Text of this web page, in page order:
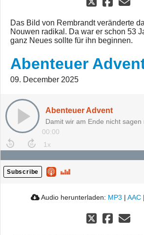
Das Bild von Rembrandt veränderte
Nouwen radikal. Da war er schon 53
ganz Neues sollte für ihn beginnen.
Abenteuer
09. December 2025
Abenteuer Advent
00:00
Subscribe
Audio herunterladen: MP3 | AAC |